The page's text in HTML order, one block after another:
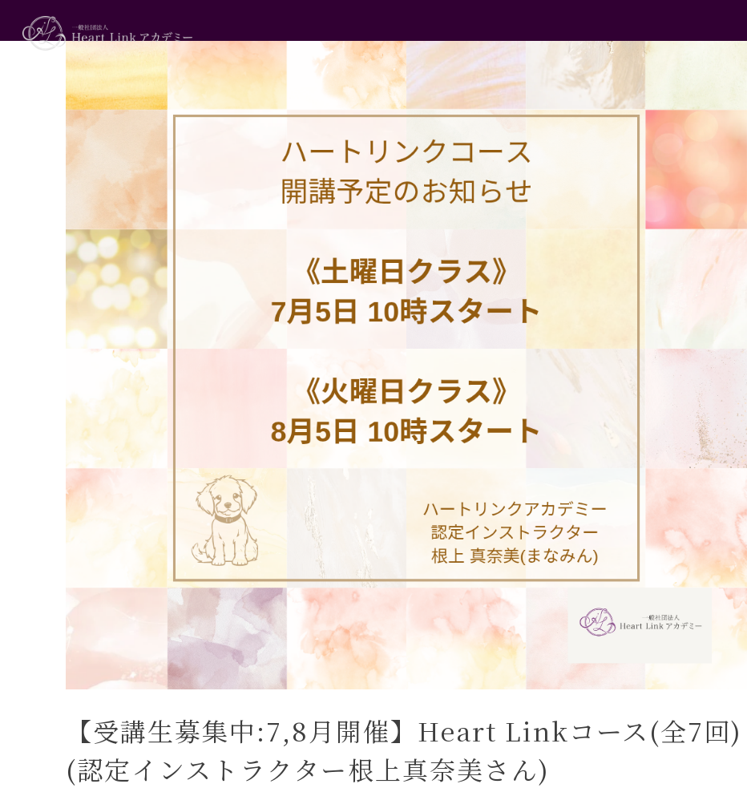
【受講生募集中:7,8月開催】Heart Linkコース(全7回)
(認定インストラクター根上真奈美さん)